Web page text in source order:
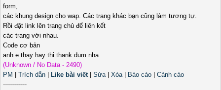
form,
các khung design cho wap. Các trang khác bạn cũng làm tương tự.
Rồi đặt link lên trang chủ để liên kết
các trang với nhau.
Code cơ bản
anh e thay hay thi thank dum nha
(Unknown / No Data - 2490)
PM
Trích dẫn Like bài viết| Sửa| Xóa| Báo cáo
Cảnh cáo
------------